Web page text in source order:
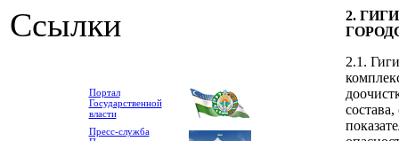
Ссылки
Портал
Государственной
власти
Пресс-служба
2.
2.1.